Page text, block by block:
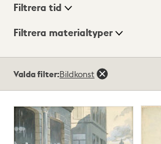
Visningsläge
Filtrera tid
Filtrera materialtyper
träffar
Valda filter:Bildkonst